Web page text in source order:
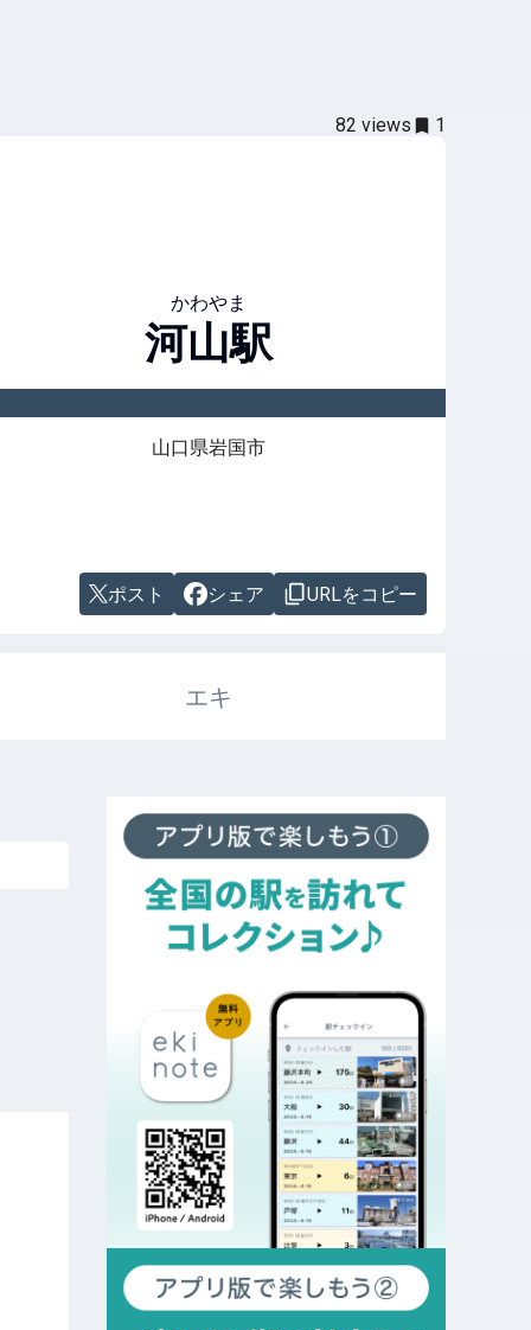
82 views 1
かわやま
河山駅
山口県岩国市
ポスト シェア URLをコピー
エキ